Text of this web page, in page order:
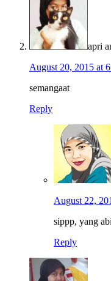
apri
August 20, 2015 at
semangaat
Reply
August 22,
sippp, yang
Reply